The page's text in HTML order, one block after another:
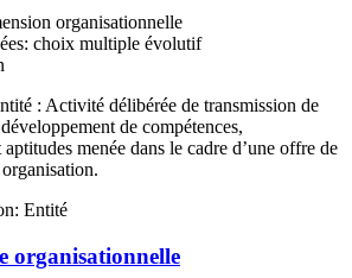
organisationnelle
choix multiple évolutif
: Activité délibérée de transmission de
de compétences,
aptitudes menée dans le cadre d’une offre de
Entité
organisationnelle